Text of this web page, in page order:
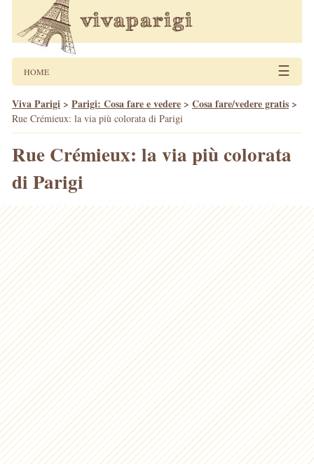
HOME ☰
Viva Parigi > Parigi: Cosa fare e vedere > Cosa fare/vedere gratis >
Rue Crémieux: la via più colorata di Parigi
Rue Crémieux: la via più colorata
di Parigi